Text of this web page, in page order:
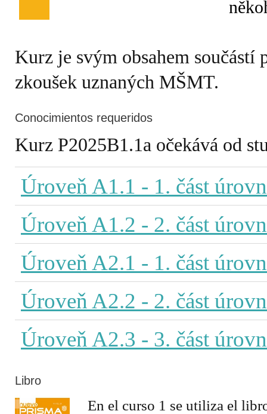
Kurz je svým obsahem
zkoušek uznaných MŠMT.
Conocimientos requeridos
Kurz P2025B1.1a očekává od
Úroveň A1.1 - 1. část
Úroveň A1.2 - 2. část
Úroveň A2.1 - 1. část
Úroveň A2.2 - 2. část
Úroveň A2.3 - 3. část
Libro
En el curso 1 se utiliza el